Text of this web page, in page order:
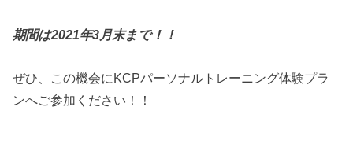
期間は2021年3月末まで！！
ぜひ、この機会にKCPパーソナルトレーニング体験プラ
ンへご参加ください！！